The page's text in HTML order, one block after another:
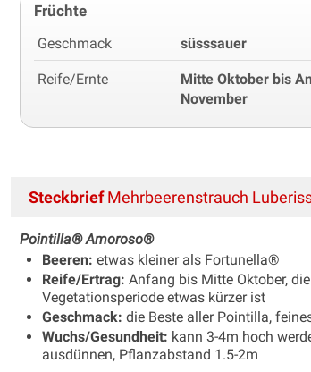
Früchte
Geschmack süsssauer
Reife/Ernte
Mitte Oktober bis
November
SteckbriefMehrbeerenstrauch
Pointilla® Amoroso®
Beeren: etwas kleiner als Fortunella®
Reife/Ertrag: Anfang bis Mitte Oktober,
Vegetationsperiode etwas kürzer ist
Geschmack: die Beste aller Pointilla,
Wuchs/Gesundheit: kann 3-4m hoch
ausdünnen, Pflanzabstand 1.5-2m